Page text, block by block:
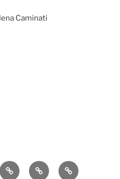
Caminati
EconomiaCultura Sport